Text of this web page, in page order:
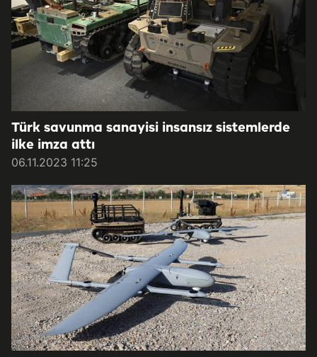
Türk savunma sanayisi insansız sistemlerde
ilke imza attı
06.11.2023 11:25